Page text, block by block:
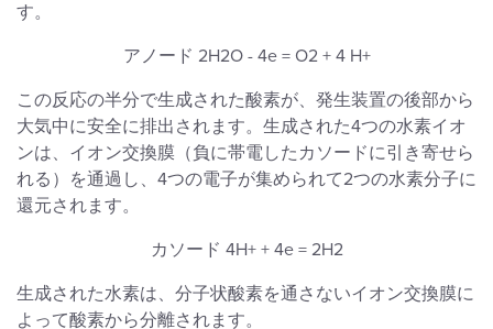
す。
アノード 2H2O - 4e = O2 + 4 H+
この反応の半分で生成された酸素が、発生装置の後部から
大気中に安全に排出されます。生成された4つの水素イオ
ンは、イオン交換膜（負に帯電したカソードに引き寄せら
れる）を通過し、4つの電子が集められて2つの水素分子に
還元されます。
カソード 4H+ + 4e = 2H2
生成された水素は、分子状酸素を通さないイオン交換膜に
よって酸素から分離されます。